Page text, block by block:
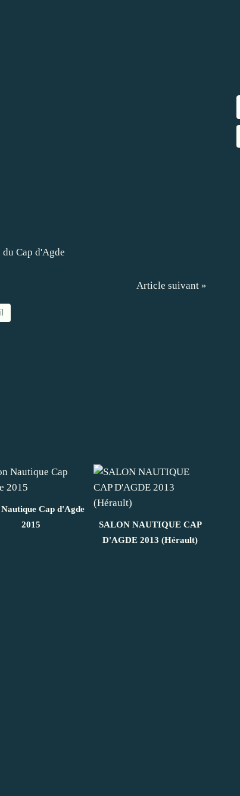
Article suivant »
Nautique Cap d'Agde
2015
SALON NAUTIQUE CAP
D'AGDE 2013 (Hérault)